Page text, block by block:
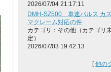
2026/07/04 21:17:11
DMH-SZ500 車速パルス カ
マクレーム対応の件
カテゴリ：その他（カテゴリ
定）
2026/07/03 19:42:13
[他の